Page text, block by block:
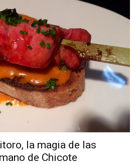
la magia de las
de Chicote